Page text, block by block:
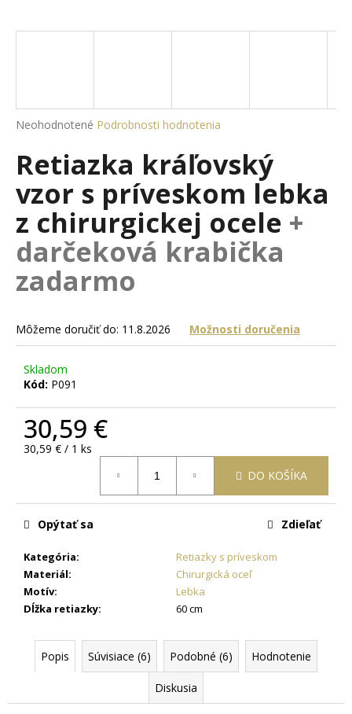
Priemerné
produktu
je
z
hviezdičiek.
Neohodnotené Podrobnosti hodnotenia
Retiazka kráľovský
vzor s príveskom lebka
z chirurgickej ocele +
darčeková krabička
zadarmo
Môžeme doručiť do: 11.8.2026 Možnosti doručenia
Skladom
Kód: P091
30,59 €
Jednotková
30,59 € / 1 ks
DO KOŠÍKA
Kategória:
Retiazky s príveskom
Materiál:
Chirurgická oceľ
Motív:
Lebka
Dĺžka retiazky: 60 cm
Opýtať sa Zdieľať
Popis Súvisiace (6) Podobné (6) Hodnotenie
Diskusia
j
?
HĽADAŤ
O
d
p
r
ú
a
m
e
OCEĽOVÁ
KRÍŽ
DAMIAN
TOMTO
PRODUKTE
SI
MÔŽETE
ZVOLIŤ
RETIAZKY
16,48